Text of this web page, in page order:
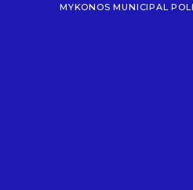
MYKONOS MUNICIPAL